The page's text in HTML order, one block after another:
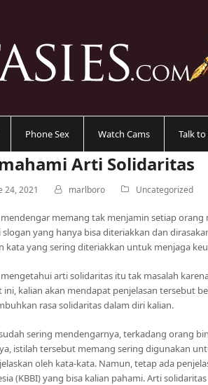
Phone Sex Watch Cams Talk
Arti Solidaritas
24, 2021 marlboro Uncategorized
memang tak menjamin setiap
slogan yang hanya bisa diteriakkan dan
kata yang sering diteriakkan untuk menjaga
arti solidaritas itu tak masalah
ini, kalian akan mendapat penjelasan tersebut
rasa solidaritas dalam diri kalian.
sering mendengarnya, terkadang orang
istilah tersebut memang sering digunakan
oleh kata-kata. Namun, tetap ada
(KBBI) yang bisa kalian pahami. Arti